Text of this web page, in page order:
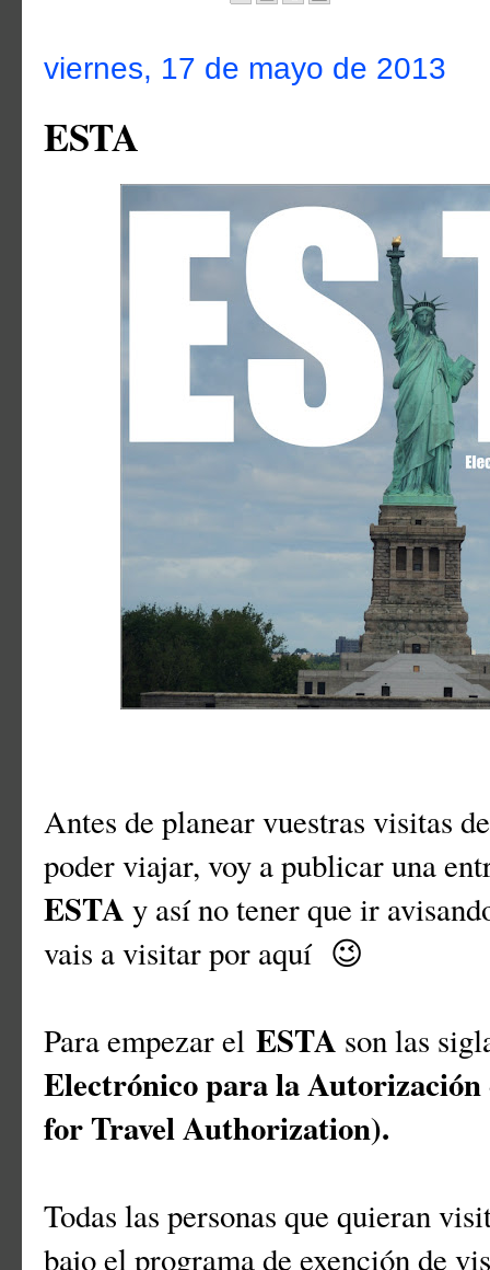
viernes, 17 de mayo de 2013
ESTA
Antes de planear vuestras visitas
poder viajar, voy a publicar una
ESTA y así no tener que ir
vais a visitar por aquí 😉
Para empezar el ESTA son las
Electrónico para la
for Travel Authorization).
Todas las personas que quieran
bajo el programa de exención de